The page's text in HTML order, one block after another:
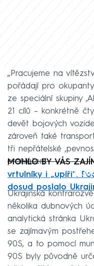
„Pracujeme na
pořádají pro okupanty
ze speciální skupiny
21 cílů – konkrétně
devět bojových
zároveň také
tři nepřátelské
prohlášení.
MOHLO BY VÁS
vrtulníky i „upíři“.
dosud poslalo
Ukrajinská
několika dubnových
analytická stránka
se zajímavým
90S, a to pomocí
90S byly původně